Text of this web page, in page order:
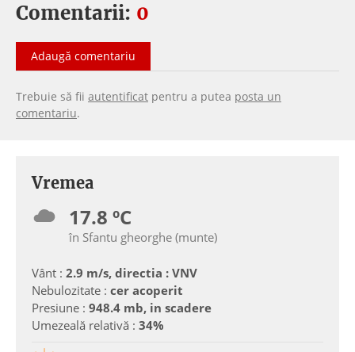
Comentarii: 0
Adaugă comentariu
Trebuie să fii autentificat pentru a putea posta un
comentariu.
Vremea
17.8 ºC
în Sfantu gheorghe (munte)
Vânt : 2.9 m/s, directia : VNV
Nebulozitate : cer acoperit
Presiune : 948.4 mb, in scadere
Umezeală relativă : 34%